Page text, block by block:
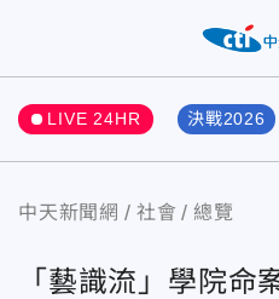
LIVE 24HR 決戰2026
中天新聞網 社會 總覽
「藝識流」學院命